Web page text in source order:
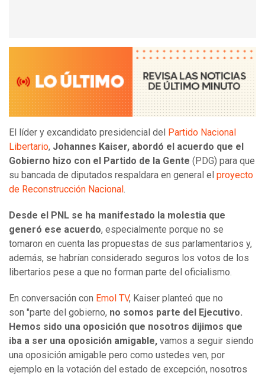
El líder y excandidato presidencial del Partido Nacional
Libertario, Johannes Kaiser, abordó el acuerdo que el
Gobierno hizo con el Partido de la Gente (PDG) para que
su bancada de diputados respaldara en general el proyecto
de Reconstrucción Nacional.
Desde el PNL se ha manifestado la molestia que
generó ese acuerdo, especialmente porque no se
tomaron en cuenta las propuestas de sus parlamentarios y,
además, se habrían considerado seguros los votos de los
libertarios pese a que no forman parte del oficialismo.
En conversación con Emol TV, Kaiser planteó que no
son "parte del gobierno, no somos parte del Ejecutivo.
Hemos sido una oposición que nosotros dijimos que
iba a ser una oposición amigable, vamos a seguir siendo
una oposición amigable pero como ustedes ven, por
ejemplo en la votación del estado de excepción, nosotros